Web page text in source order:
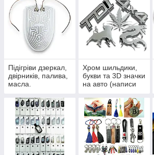
Підігріви дзеркал,
двірників, палива,
масла.
Хром шильдики,
букви та 3D значки
на авто (написи